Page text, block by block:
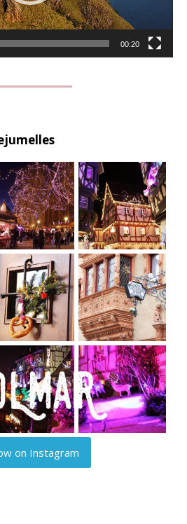
00:20
on Instagram